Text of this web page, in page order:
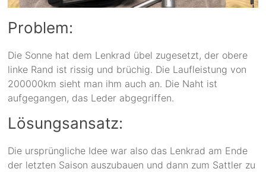
Problem:
Die Sonne hat dem Lenkrad übel zugesetzt, der obere
linke Rand ist rissig und brüchig. Die Laufleistung von
200000km sieht man ihm auch an. Die Naht ist
aufgegangen, das Leder abgegriffen.
Lösungsansatz:
Die ursprüngliche Idee war also das Lenkrad am Ende
der letzten Saison auszubauen und dann zum Sattler zu